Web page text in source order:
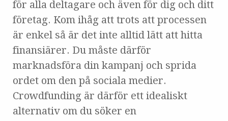
för alla deltagare och även för dig och ditt
företag. Kom ihåg att trots att processen
är enkel så är det inte alltid lätt att hitta
finansiärer. Du måste därför
marknadsföra din kampanj och sprida
ordet om den på sociala medier.
Crowdfunding är därför ett idealiskt
alternativ om du söker en